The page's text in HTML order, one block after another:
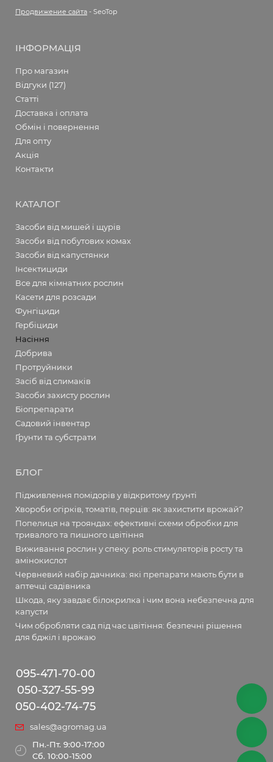
Продвижение сайта - SeoTop
ІНФОРМАЦІЯ
Про магазин
Відгуки (127)
Статті
Доставка і оплата
Обмін і повернення
Для опту
Акція
Контакти
КАТАЛОГ
Засоби від мишей і щурів
Засоби від побутових комах
Засоби від капустянки
Інсектициди
Все для кімнатних рослин
Касети для розсади
Фунгіциди
Гербіциди
Насіння
Добрива
Протруйники
Засіб від слимаків
Засоби захисту рослин
Біопрепарати
Садовий інвентар
Ґрунти та субстрати
БЛОГ
Підживлення помідорів у відкритому ґрунті
Хвороби огірків, томатів, перців: як захистити врожай?
Попелиця на трояндах: ефективні схеми обробки для
тривалого та пишного цвітіння
Виживання рослин у спеку: роль стимуляторів росту та
амінокислот
Червневий набір дачника: які препарати мають бути в
аптечці садівника
Шкода, яку завдає білокрилка і чим вона небезпечна для
капусти
Чим обробляти сад під час цвітіння: безпечні рішення
для бджіл і врожаю
095-471-70-00
050-327-55-99
050-402-74-75
sales@agromag.ua
Пн.-Пт. 9:00-17:00
Сб. 10:00-15:00